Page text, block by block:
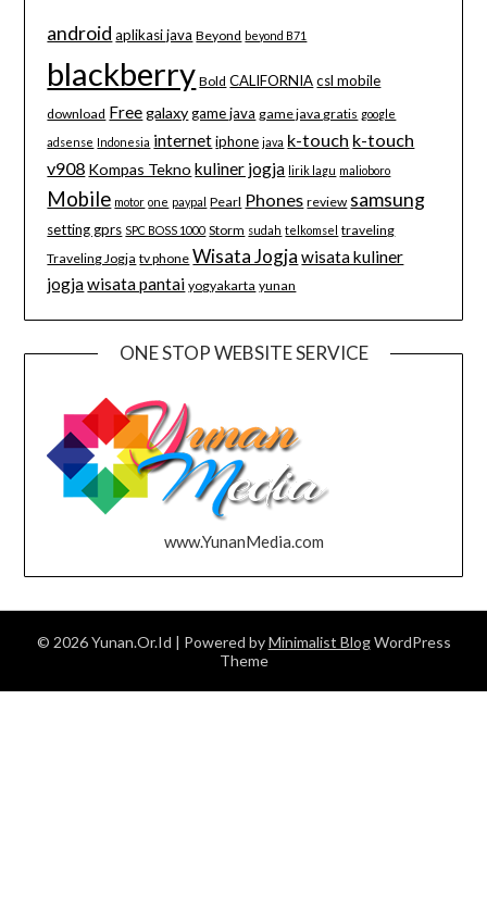
android aplikasi java Beyond beyond B71
blackberry Bold CALIFORNIA csl mobile
download Free galaxy game java game java gratis google
adsense Indonesia internet iphone java k-touch k-touch
v908 Kompas Tekno kuliner jogja lirik lagu malioboro
Mobile motor one paypal Pearl Phones review samsung
setting gprs SPC BOSS 1000 Storm sudah telkomsel traveling
Traveling Jogja tv phone Wisata Jogja wisata kuliner
jogjawisata pantai yogyakarta yunan
ONE STOP WEBSITE SERVICE
www.YunanMedia.com
© 2026 Yunan.Or.Id | Powered byMinimalist BlogWordPress
Theme